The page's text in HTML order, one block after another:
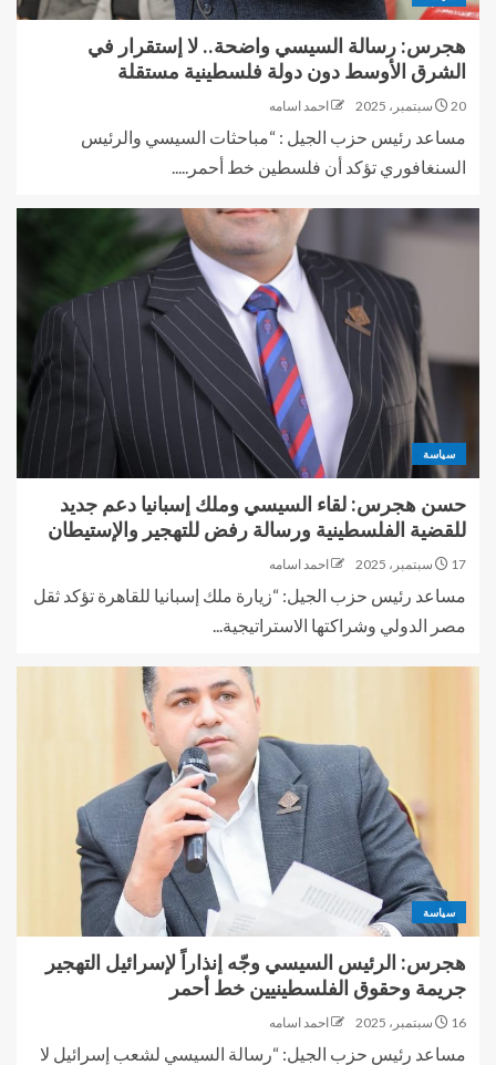
هجرس: رسالة السيسي واضحة.. لا إستقرار في
الشرق الأوسط دون دولة فلسطينية مستقلة
20 سبتمبر، 2025 احمد اسامه
مساعد رئيس حزب الجيل : “مباحثات السيسي والرئيس
السنغافوري تؤكد أن فلسطين خط أحمر.....
سياسة
حسن هجرس: لقاء السيسي وملك إسبانيا دعم جديد
للقضية الفلسطينية ورسالة رفض للتهجير والإستيطان
17 سبتمبر، 2025 احمد اسامه
مساعد رئيس حزب الجيل: “زيارة ملك إسبانيا للقاهرة تؤكد ثقل
مصر الدولي وشراكتها الاستراتيجية...
سياسة
هجرس: الرئيس السيسي وجّه إنذاراً لإسرائيل التهجير
جريمة وحقوق الفلسطينيين خط أحمر
16 سبتمبر، 2025 احمد اسامه
مساعد رئيس حزب الجيل: “رسالة السيسي لشعب إسرائيل لا